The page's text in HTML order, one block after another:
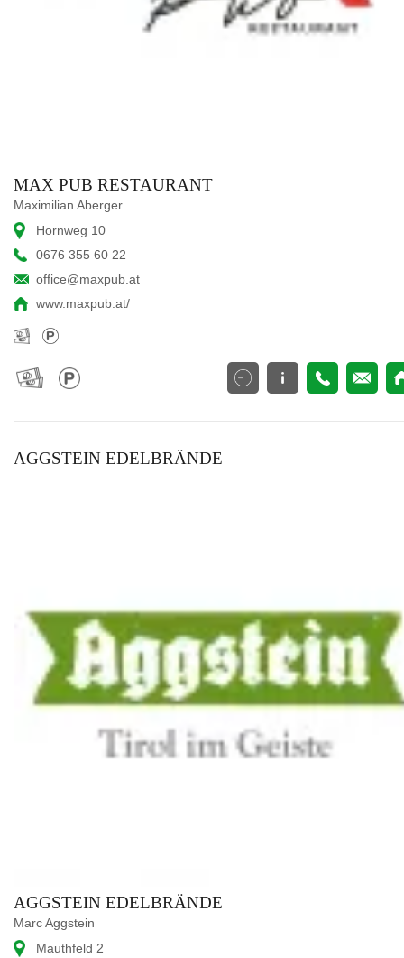
MAX PUB RESTAURANT
Maximilian Aberger
Hornweg 10
0676 355 60 22
office@maxpub.at
www.maxpub.at/
AGGSTEIN EDELBRÄNDE
AGGSTEIN EDELBRÄNDE
Marc Aggstein
Mauthfeld 2